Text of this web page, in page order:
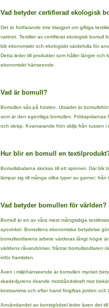
Vad betyder certifierad ekologisk
Det är fortfarande inte klargjort om giftiga
vattnet. Textilier av certifierat ekologisk bomull
blir ekonomiskt och ekologiskt värdefulla för
Detta leder till produkter som håller längre och
ekonomiskt hänseende.
Vad är bomull?
Bomullen sås på hösten. Utsädet är
som är den egentliga bomullen.
och skräp. Kvarvarande frön skiljs från tussen
Hur blir en bomull en
Bomullsbalarna skickas till ett spinneri. Där blir
lämpar sig till många olika typer av garner;
Vad betyder bomullen för världen?
Bomull är en av våra mest mångsidiga
synvinkel. Bomullens ekonomiska betydelse
bomullsodlarens arbete värderas långt högre
världens råvarubörser, fråntar bomullsodlaren
inför framtiden.
Även i miljöhänseende är bomullen mycket
skadedjurens ökande motståndskraft mot
kostsamma och efter hand förgiftas jorden och
Användandet av konstgödsel leder även det